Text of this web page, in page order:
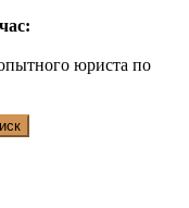
юриста по